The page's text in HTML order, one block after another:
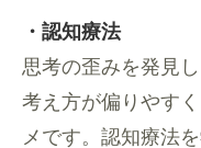
・認知療法
思考の歪みを発見
考え方が偏りやす
メです。認知療法